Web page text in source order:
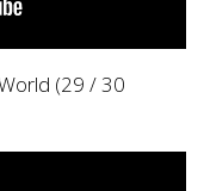
(29 / 30